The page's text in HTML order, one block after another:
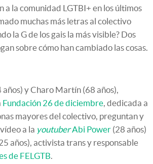
a la comunidad LGTBI+ en los últimos
muchas más letras al colectivo
la G de los gais la más visible? Dos
sobre cómo han cambiado las cosas.
y Charo Martín (68 años),
Fundación 26 de diciembre dedicada a
mayores del colectivo, preguntan y
a la youtuberAbi Power (28 años)
años), activista trans y responsable
de FELGTB